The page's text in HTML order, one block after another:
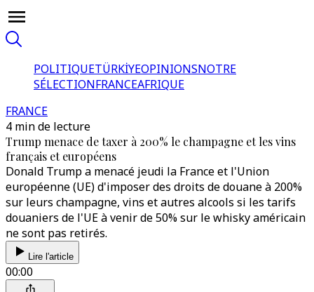
POLITIQUETÜRKİYEOPINIONSNOTRE
SÉLECTIONFRANCEAFRIQUE
FRANCE
4 min de lecture
Trump menace de taxer à 200% le champagne et les vins
français et européens
Donald Trump a menacé jeudi la France et l'Union
européenne (UE) d'imposer des droits de douane à 200%
sur leurs champagne, vins et autres alcools si les tarifs
douaniers de l'UE à venir de 50% sur le whisky américain
ne sont pas retirés.
Lire l'article
00:00